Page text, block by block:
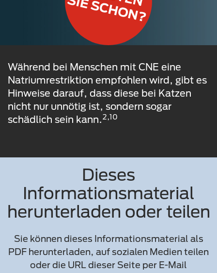
Während bei Menschen mit CNE eine
Natriumrestriktion empfohlen wird, gibt es
Hinweise darauf, dass diese bei Katzen
nicht nur unnötig ist, sondern sogar
schädlich sein kann.2,10
Dieses
Informationsmaterial
herunterladen oder teilen
Sie können dieses Informationsmaterial als
PDF herunterladen, auf sozialen Medien teilen
oder die URL dieser Seite per E-Mail